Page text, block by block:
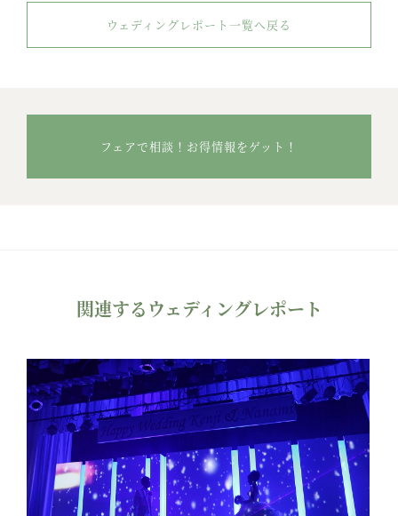
ウェディングレポート一覧へ戻る
フェアで相談！お得情報をゲット！
関連するウェディングレポート